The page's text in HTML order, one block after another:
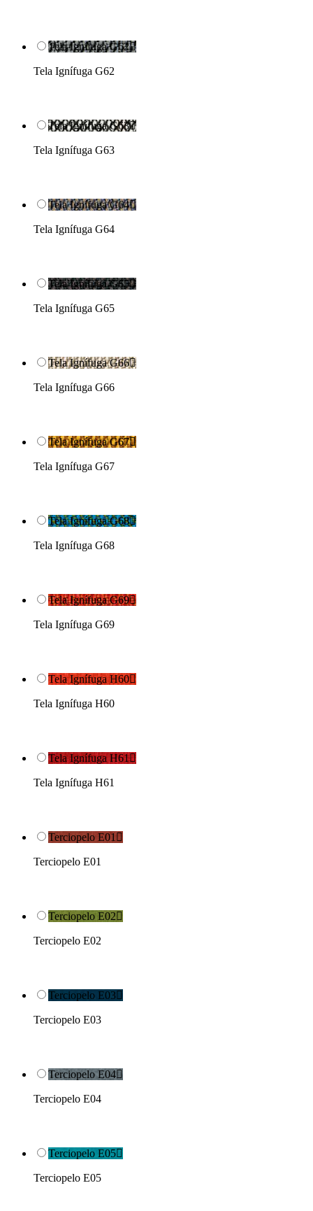
Tela Ignífuga G62
Tela Ignífuga G62
Tela Ignífuga G63
Tela Ignífuga G63
Tela Ignífuga G64
Tela Ignífuga G64
Tela Ignífuga G65
Tela Ignífuga G65
Tela Ignífuga G66
Tela Ignífuga G66
Tela Ignífuga G67
Tela Ignífuga G67
Tela Ignífuga G68
Tela Ignífuga G68
Tela Ignífuga G69
Tela Ignífuga G69
Tela Ignífuga H60
Tela Ignífuga H60
Tela Ignífuga H61
Tela Ignífuga H61
Terciopelo E01 
Terciopelo E01
Terciopelo E02
Terciopelo E02
Terciopelo E03
Terciopelo E03
Terciopelo E04
Terciopelo E04
Terciopelo E05
Terciopelo E05